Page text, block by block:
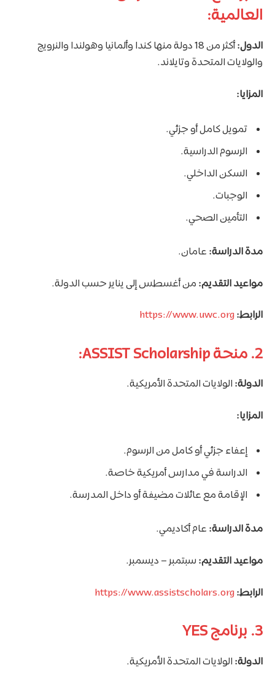
العالمية:
الدول:
أكثر من 18 دولة منها كندا وألمانيا وهولندا والنرويج
والولايات المتحدة وتايلاند.
المزايا:
تمويل كامل أو جزئي.
الرسوم الدراسية.
السكن الداخلي.
الوجبات.
التأمين الصحي.
مدة الدراسة: عامان.
مواعيد التقديم: من أغسطس إلى يناير حسب الدولة.
الرابط:https://www.uwc.org
2. منحة ASSIST Scholarship:
الدولة: الولايات المتحدة الأمريكية.
المزايا:
إعفاء جزئي أو كامل من الرسوم.
الدراسة في مدارس أمريكية خاصة.
الإقامة مع عائلات مضيفة أو داخل المدرسة.
مدة الدراسة: عام أكاديمي.
مواعيد التقديم: سبتمبر – ديسمبر.
الرابط:https://www.assistscholars.org
3. برنامج YES
الدولة: الولايات المتحدة الأمريكية.